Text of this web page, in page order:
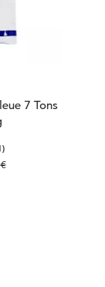
7 Tons